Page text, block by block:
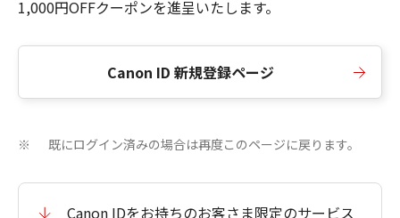
1,000円OFFクーポンを進呈いたします。
Canon ID 新規登録ページ
※ 既にログイン済みの場合は再度このページに戻ります。
Canon IDをお持ちのお客さま限定のサービス